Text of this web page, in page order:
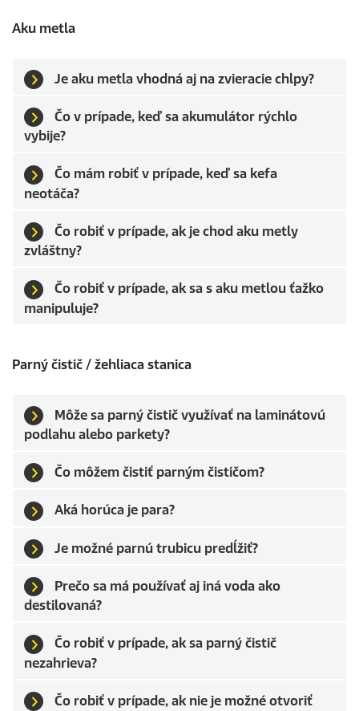
Aku metla
Je aku metla vhodná aj na zvieracie chlpy?
Čo v prípade, keď sa akumulátor rýchlo
vybije?
Čo mám robiť v prípade, keď sa kefa
neotáča?
Čo robiť v prípade, ak je chod aku metly
zvláštny?
Čo robiť v prípade, ak sa s aku metlou ťažko
manipuluje?
Parný čistič / žehliaca stanica
Môže sa parný čistič využívať na laminátovú
podlahu alebo parkety?
Čo môžem čistiť parným čističom?
Aká horúca je para?
Je možné parnú trubicu predĺžiť?
Prečo sa má používať aj iná voda ako
destilovaná?
Čo robiť v prípade, ak sa parný čistič
nezahrieva?
Čo robiť v prípade, ak nie je možné otvoriť